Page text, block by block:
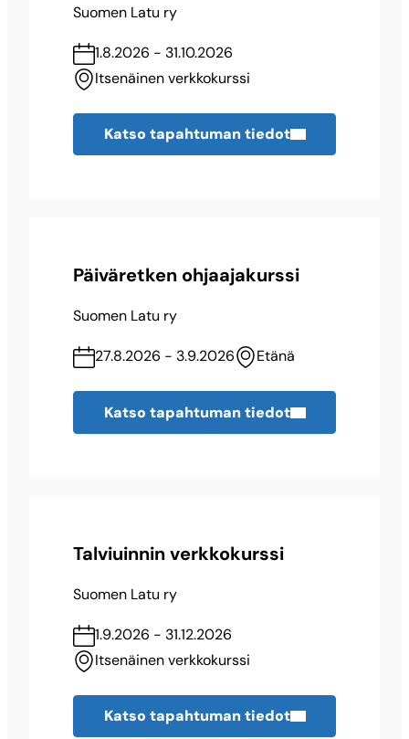
Suomen Latu ry
1.8.2026 - 31.10.2026
Itsenäinen verkkokurssi
Katso tapahtuman tiedot
Päiväretken ohjaajakurssi
Suomen Latu ry
27.8.2026 - 3.9.2026 Etänä
Katso tapahtuman tiedot
Talviuinnin verkkokurssi
Suomen Latu ry
1.9.2026 - 31.12.2026
Itsenäinen verkkokurssi
Katso tapahtuman tiedot